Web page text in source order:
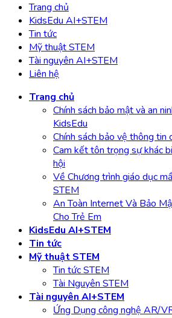
Trang chủ
KidsEdu AI+STEM
Tin tức
Mỹ thuật STEM
Tài nguyên AI+STEM
Liên hệ
Trang chủ
Chính sách bảo mật và an
KidsEdu
Chính sách bảo vệ thông tin
Cam kết tôn trọng sự khác
hội
Về Chương trình giáo dục
STEM
An Toàn Internet Và Bảo
Cho Trẻ Em
KidsEdu AI+STEM
Tin tức
Mỹ thuật STEM
Tin tức STEM
Tài Nguyên STEM
Tài nguyên AI+STEM
Ứng Dụng công nghệ AR/